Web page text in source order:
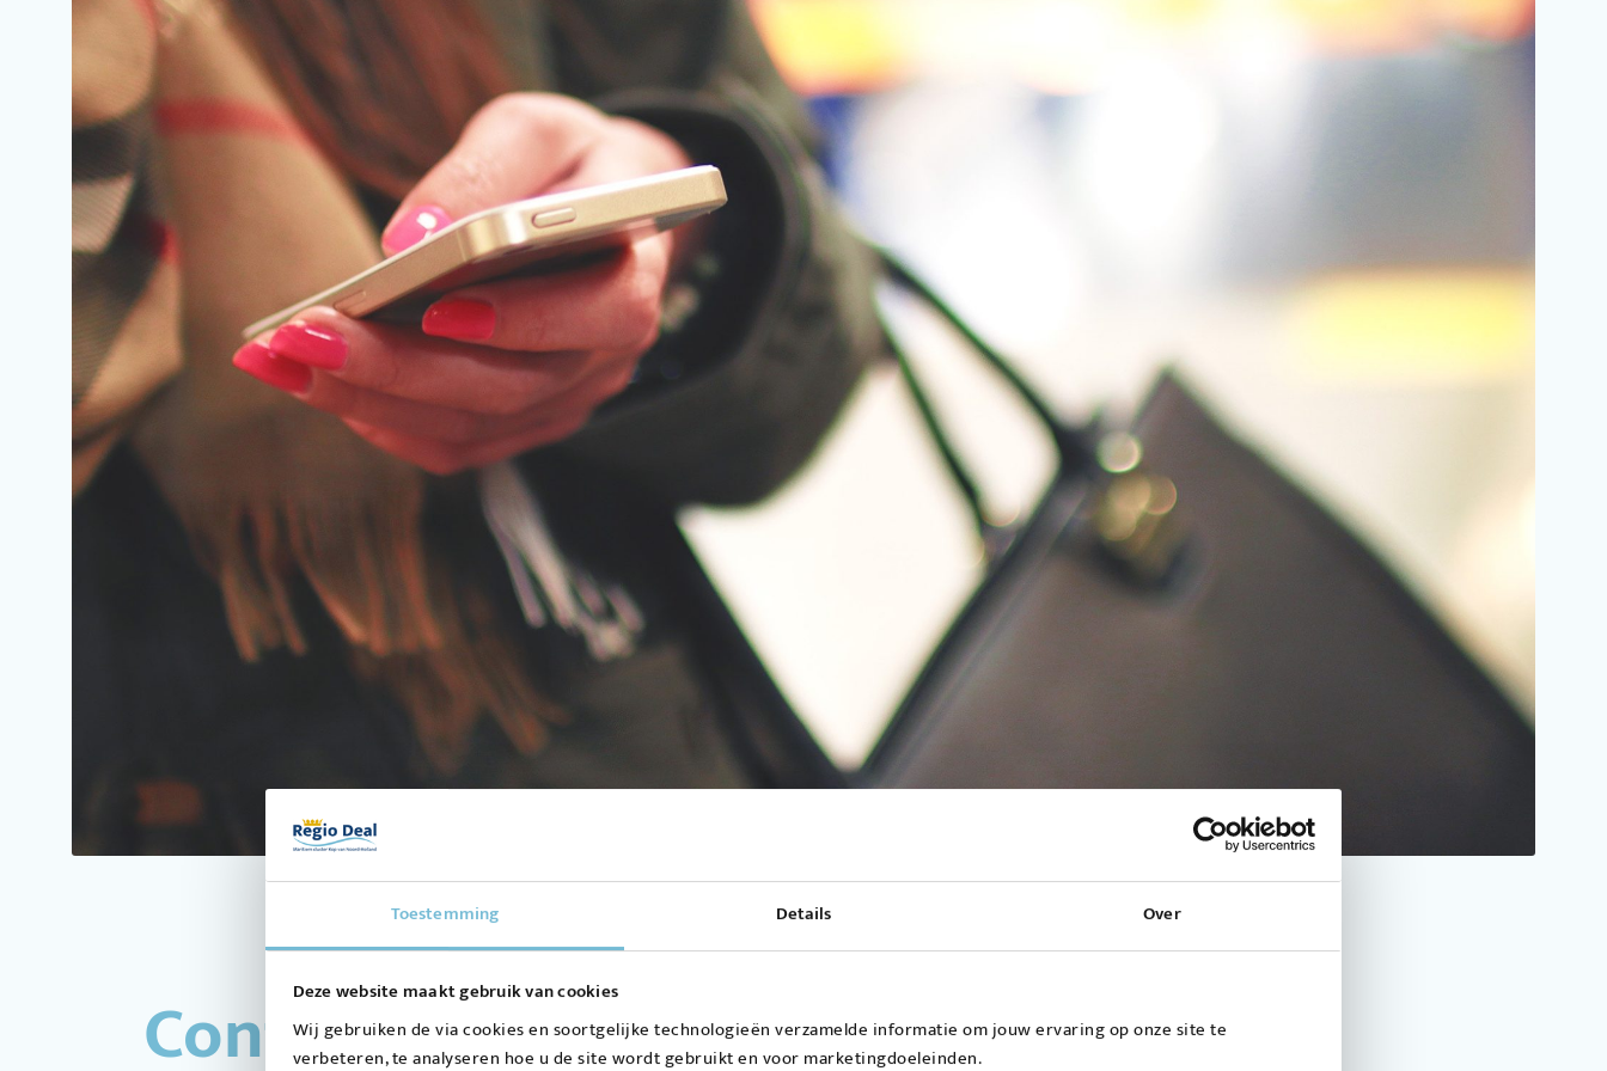
Toestemming Details Over
Deze website maakt gebruik van cookies
Wij gebruiken de via cookies en soortgelijke technologieën verzamelde informatie om jouw ervaring op onze site te
verbeteren, te analyseren hoe u de site wordt gebruikt en voor marketingdoeleinden.
Contact